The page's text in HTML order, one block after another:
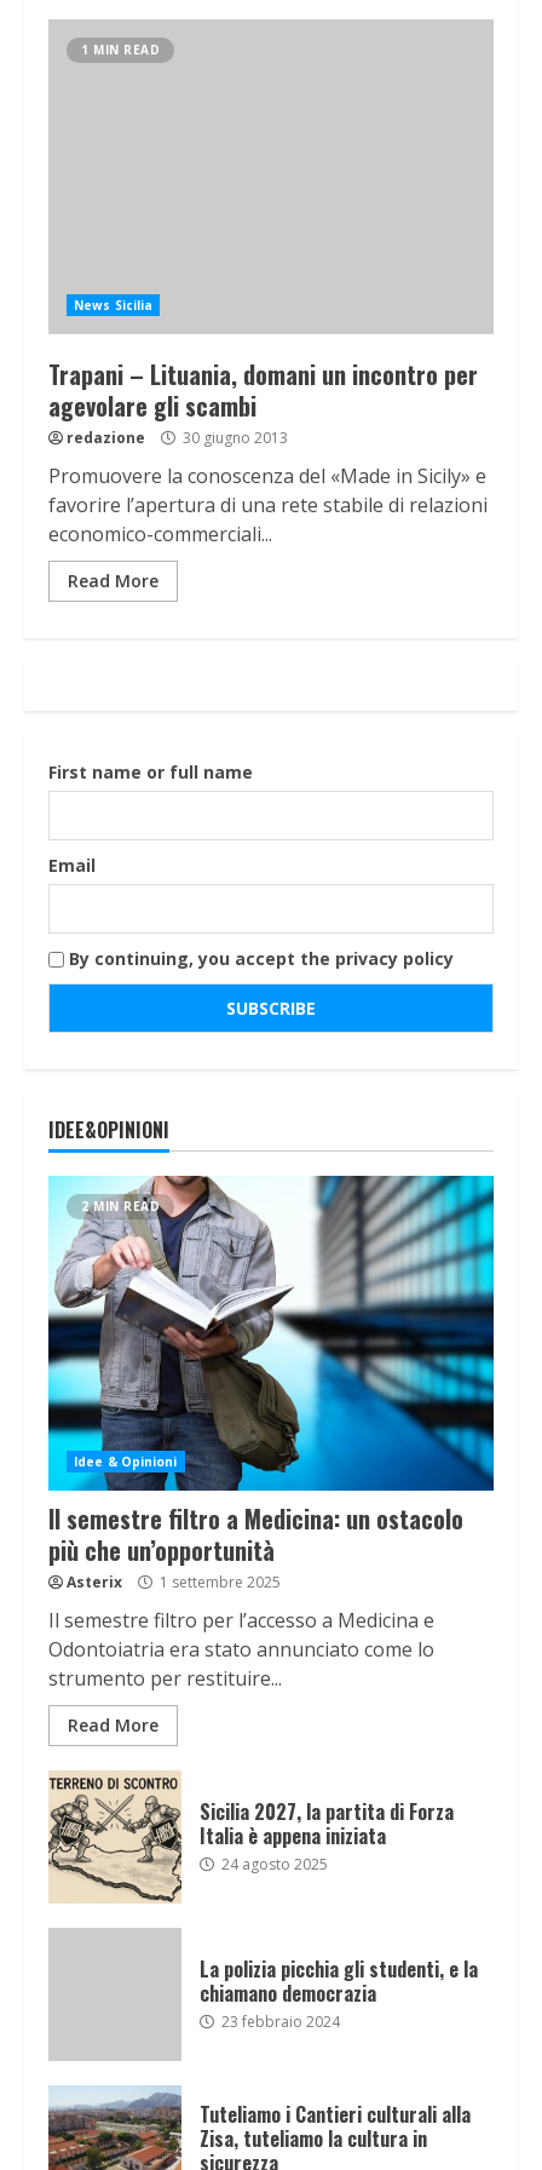
1 MIN READ
News Sicilia
Trapani – Lituania, domani un incontro per
agevolare gli scambi
redazione 30 giugno 2013
Promuovere la conoscenza del «Made in Sicily» e
favorire l’apertura di una rete stabile di relazioni
economico-commerciali...
Read More
First name or full name
Email
By continuing, you accept the privacy policy
IDEE&OPINIONI
2 MIN READ
Idee & Opinioni
Il semestre filtro a Medicina: un ostacolo
più che un’opportunità
Asterix 1 settembre 2025
Il semestre filtro per l’accesso a Medicina e
Odontoiatria era stato annunciato come lo
strumento per restituire...
Read More
Sicilia 2027, la partita di Forza
Italia è appena iniziata
24 agosto 2025
La polizia picchia gli studenti, e la
chiamano democrazia
23 febbraio 2024
Tuteliamo i Cantieri culturali alla
Zisa, tuteliamo la cultura in
sicurezza